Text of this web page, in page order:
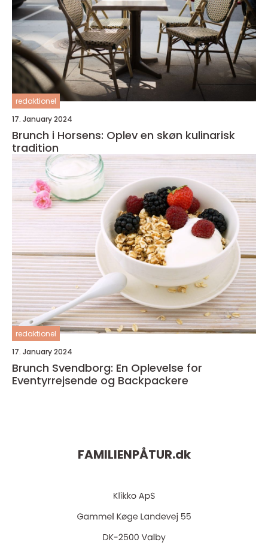
redaktionel
17. January 2024
Brunch i Horsens: Oplev en skøn kulinarisk
tradition
redaktionel
17. January 2024
Brunch Svendborg: En Oplevelse for
Eventyrrejsende og Backpackere
FAMILIENPÅTUR.dk